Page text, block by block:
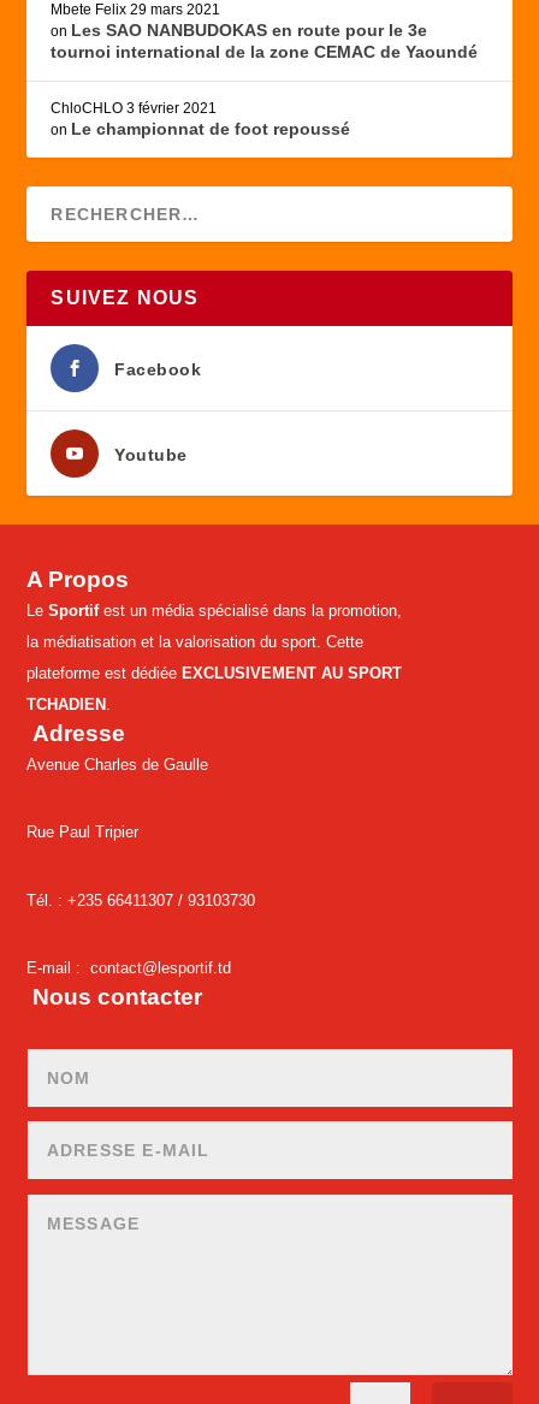
Mbete Felix 29 mars 2021
on Les SAO NANBUDOKAS en route pour le 3e
tournoi international de la zone CEMAC de Yaoundé
ChloCHLO 3 février 2021
on Le championnat de foot repoussé
SUIVEZ NOUS
Facebook
Youtube
A Propos
LeSportifest un média spécialisé dans la promotion,
la médiatisation et la valorisation du sport. Cette
plateforme est dédiée EXCLUSIVEMENT AU SPORT
TCHADIEN .
Adresse
Avenue Charles de Gaulle
Rue Paul Tripier
Tél. : +235 66411307 /93103730
E-mail :contact@lesportif.td
Nous contacter